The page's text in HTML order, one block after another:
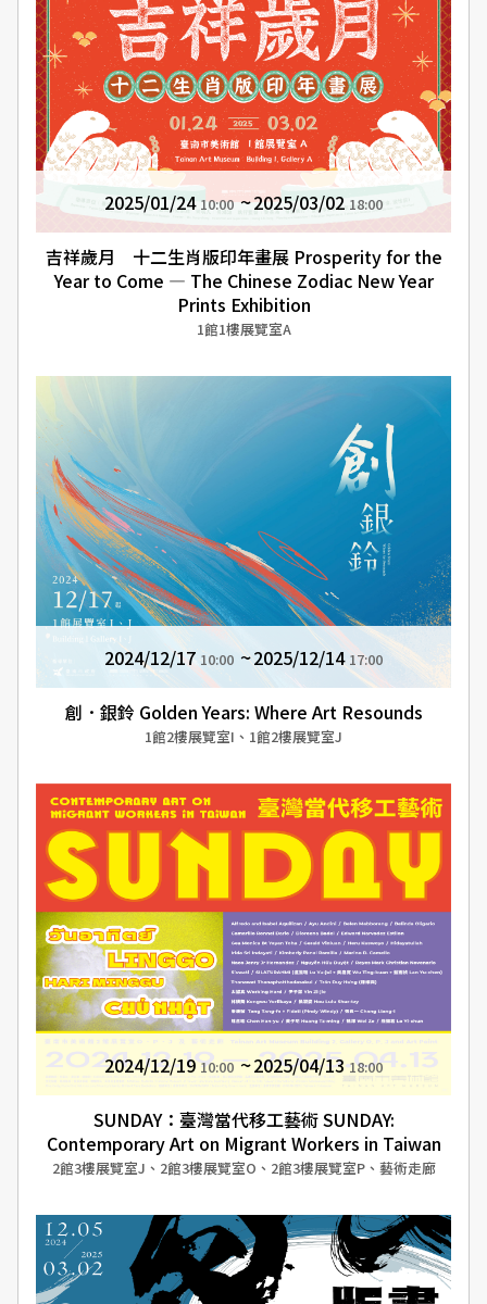
2025/01/24 10:00 2025/03/02 18:00
吉祥歲月 十二生肖版印年畫展 Prosperity for the
Year to Come — The Chinese Zodiac New Year
Prints Exhibition
1館1樓展覽室A
2024/12/17 10:00 2025/12/14 17:00
創．銀鈴 Golden Years: Where Art Resounds
1館2樓展覽室I、1館2樓展覽室J
2024/12/19 10:00 2025/04/13 18:00
SUNDAY：臺灣當代移工藝術 SUNDAY:
Contemporary Art on Migrant Workers in Taiwan
2館3樓展覽室J、2館3樓展覽室O、2館3樓展覽室P、藝術走廊